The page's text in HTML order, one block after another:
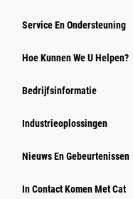
Service En Ondersteuning
Hoe Kunnen We U Helpen?
Bedrijfsinformatie
Industrieoplossingen
Nieuws En Gebeurtenissen
In Contact Komen Met Cat